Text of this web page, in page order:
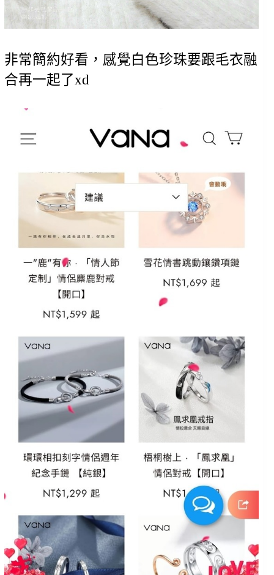
非常簡約好看，感覺白色珍珠要跟毛衣融
合再一起了xd